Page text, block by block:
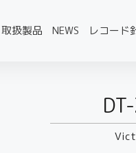
取扱製品 NEWS レコード